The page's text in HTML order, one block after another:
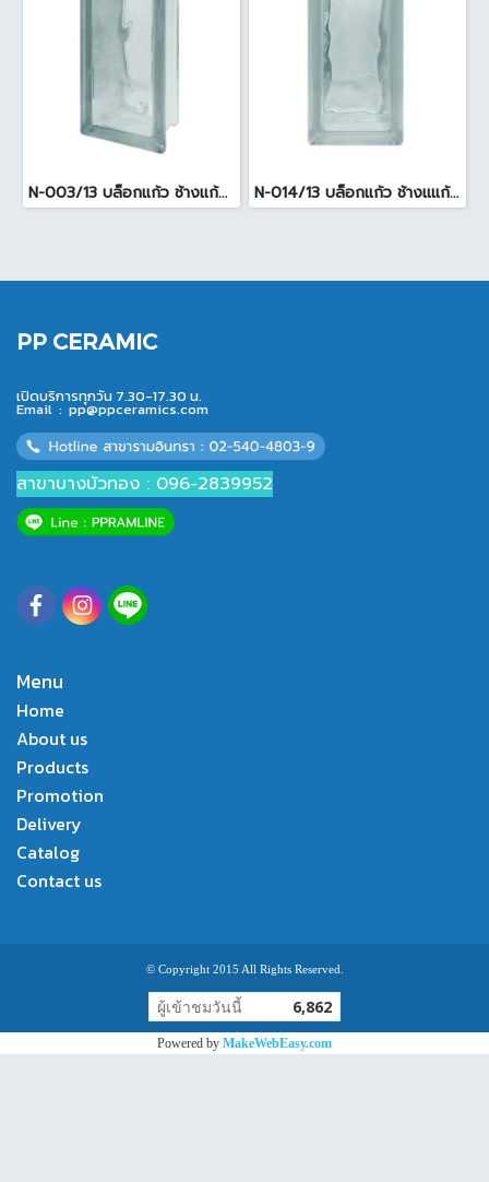
N-003/13 บล็อกแก้ว ช้างแก้ว WOW พริ้วแก้ว ( 24x11.5x8cm ) N-014/13 บล็อกแก้ว ช้างแแก้ว WOW หยาดเพชร ( 24x11.5x8 cm.)
PP CERAMIC
เปิดบริการทุกวัน 7.30-17.30 น.
Email : pp@ppceramics.com
สาขาบางบัวทอง : 096-2839952
Menu
Home
About us
Products
Promotion
Delivery
Catalog
Contact us
© Copyright 2015 All Rights Reserved.
ผู้เข้าชมวันนี้ 6,862
Powered by MakeWebEasy.com